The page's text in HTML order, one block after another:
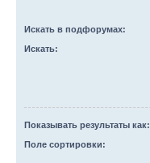
Искать в подфорумах:
Искать:
Показывать результаты как:
Поле сортировки: